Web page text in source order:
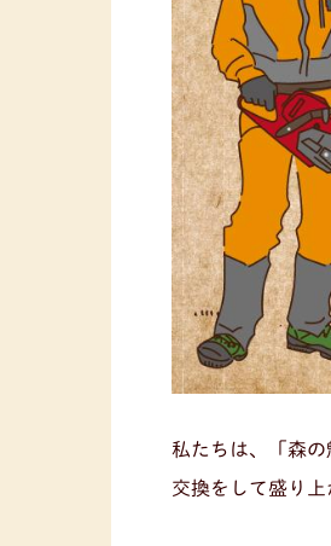
私たちは、「森
交換をして盛り